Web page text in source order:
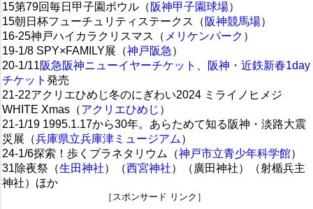
15第79回毎日甲子園ボウル（ 阪神甲子園球場）
15朝日杯フューチュリティステークス（ 阪神競馬場）
16-25神戸ハイカラクリスマス（ メリケンパーク ）
19-1/8 SPY×FAMILY展（神戸阪急 ）
20-1/11阪急阪神ニューイヤーチケット
阪神・近鉄新春1day
チケット 発売
21-22アクリエひめじ冬のにぎわい2024 ミライノヒメジ
WHITE Xmas（アクリエひめじ ）
21-1/19 1995.1.17から30年。あらためて知る阪神・淡路大震
災展（兵庫県立兵庫津ミュージアム ）
24-1/6探索！歩くプラネタリウム（神戸市立青少年科学館）
31除夜祭（生田神社）（西宮神社）（廣田神社）（射楯兵主
神社）ほか
［スポンサード リンク］